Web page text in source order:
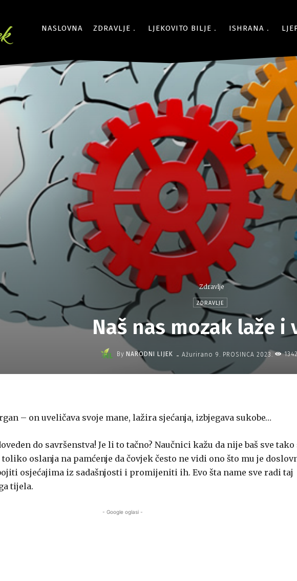
NASLOVNA ZDRAVLJE LJEKOVITO BILJE ISHRANA
Zdravlje
ZDRAVLJE
Naš nas mozak laže i
By NARODNI LIJEK - Ažurirano 9. PROSINCA 2023.
– on uveličava svoje mane, lažira sjećanja, izbjegava sukobe…
do savršenstva! Je li to tačno? Naučnici kažu da nije baš sve
oslanja na pamćenje da čovjek često ne vidi ono što mu je
osjećajima iz sadašnjosti i promijeniti ih. Evo šta name sve radi taj
tijela.
- Google oglasi -